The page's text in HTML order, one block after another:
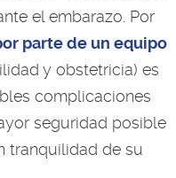
el embarazo. Por
parte de un equipo
y obstetricia) es
complicaciones
seguridad posible
tranquilidad de su